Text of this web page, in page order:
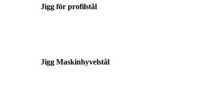
Jigg för profilstål
Jigg Maskinhyvelstål